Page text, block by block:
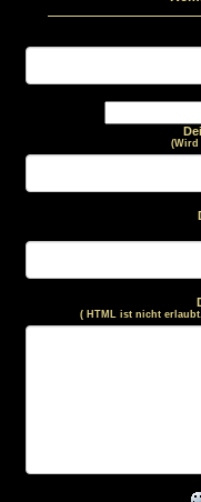
(Wird
( HTML ist nicht